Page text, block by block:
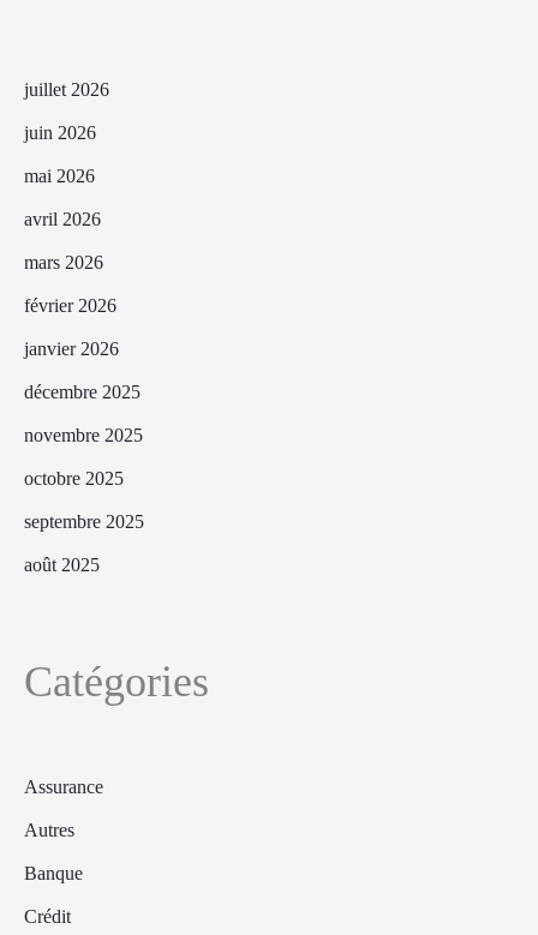
juillet 2026
juin 2026
mai 2026
avril 2026
mars 2026
février 2026
janvier 2026
décembre 2025
novembre 2025
octobre 2025
septembre 2025
août 2025
Catégories
Assurance
Autres
Banque
Crédit